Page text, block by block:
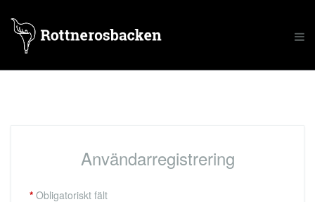
Användarregistrering
* Obligatoriskt fält